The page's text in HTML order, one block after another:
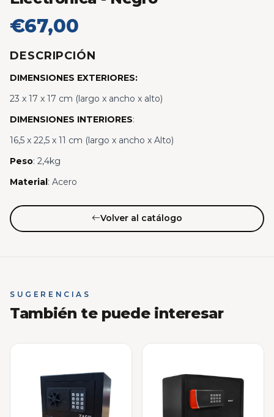
€67,00
DESCRIPCIÓN
DIMENSIONES EXTERIORES:
23 x 17 x 17 cm (largo x ancho x alto)
DIMENSIONES INTERIORES:
16,5 x 22,5 x 11 cm (largo x ancho x Alto)
Peso: 2,4kg
Material: Acero
Volver al catálogo
SUGERENCIAS
También te puede interesar